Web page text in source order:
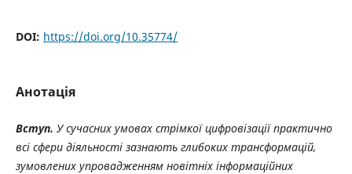
DOI: https://doi.org/10.35774/
Анотація
Вступ. У сучасних умовах стрімкої цифровізації практично
всі сфери діяльності зазнають глибоких трансформацій,
зумовлених упровадженням новітніх інформаційних